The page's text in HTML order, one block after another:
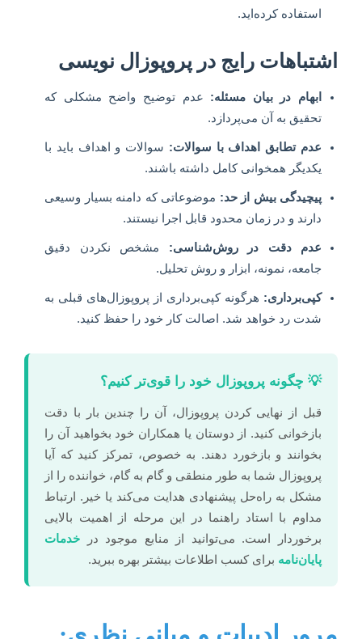
استفاده کرده‌اید.
اشتباهات رایج در پروپوزال نویسی
ابهام در بیان مسئله: عدم توضیح واضح مشکلی که
تحقیق به آن می‌پردازد.
عدم تطابق اهداف با سوالات: سوالات و اهداف باید با
یکدیگر همخوانی کامل داشته باشند.
پیچیدگی بیش از حد: موضوعاتی که دامنه بسیار وسیعی
دارند و در زمان محدود قابل اجرا نیستند.
عدم دقت در روش‌شناسی: مشخص نکردن دقیق
جامعه، نمونه، ابزار و روش تحلیل.
کپی‌برداری: هرگونه کپی‌برداری از پروپوزال‌های قبلی به
شدت رد خواهد شد. اصالت کار خود را حفظ کنید.
💡 چگونه پروپوزال خود را قوی‌تر کنیم؟
قبل از نهایی کردن پروپوزال، آن را چندین بار با دقت
بازخوانی کنید. از دوستان یا همکاران خود بخواهید آن را
بخوانند و بازخورد دهند. به خصوص، تمرکز کنید که آیا
پروپوزال شما به طور منطقی و گام به گام، خواننده را از
مشکل به راه‌حل پیشنهادی هدایت می‌کند یا خیر. ارتباط
مداوم با استاد راهنما در این مرحله از اهمیت بالایی
برخوردار است. می‌توانید از منابع موجود در خدمات
پایان‌نامه برای کسب اطلاعات بیشتر بهره ببرید.